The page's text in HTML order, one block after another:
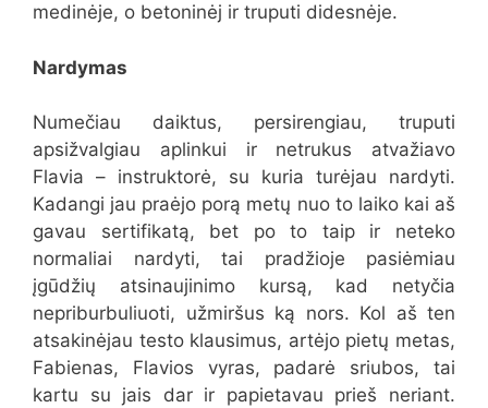
medinėje, o betoninėj ir truputi didesnėje.
Nardymas
Numečiau daiktus, persirengiau, truputi
apsižvalgiau aplinkui ir netrukus atvažiavo
Flavia – instruktorė, su kuria turėjau nardyti.
Kadangi jau praėjo porą metų nuo to laiko kai aš
gavau sertifikatą, bet po to taip ir neteko
normaliai nardyti, tai pradžioje pasiėmiau
įgūdžių atsinaujinimo kursą, kad netyčia
nepriburbuliuoti, užmiršus ką nors. Kol aš ten
atsakinėjau testo klausimus, artėjo pietų metas,
Fabienas, Flavios vyras, padarė sriubos, tai
kartu su jais dar ir papietavau prieš neriant.